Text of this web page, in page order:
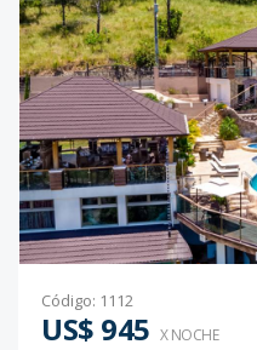
Código: 1112
US$ 945 X NOCHE